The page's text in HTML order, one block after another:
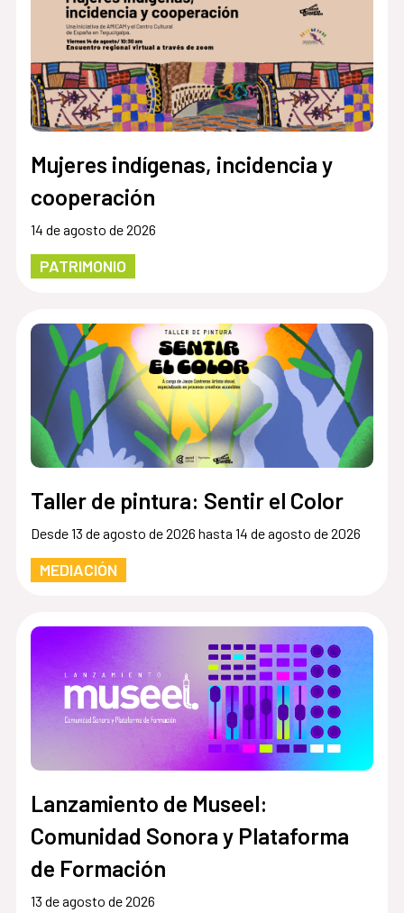
Mujeres indígenas, incidencia y
cooperación
14 de agosto de 2026
PATRIMONIO
Taller de pintura: Sentir el Color
Desde 13 de agosto de 2026 hasta 14 de agosto de 2026
MEDIACIÓN
Lanzamiento de Museel:
Comunidad Sonora y Plataforma
de Formación
13 de agosto de 2026